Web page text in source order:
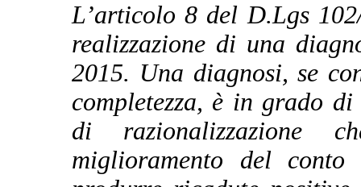
L’articolo 8 del D.Lgs
realizzazione di una
2015. Una diagnosi, se
completezza, è in grado
di razionalizzazione
miglioramento del conto